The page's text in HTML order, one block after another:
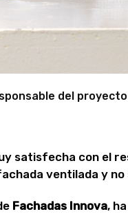
del proyecto
satisfecha con el
ventilada y
Fachadas Innova,